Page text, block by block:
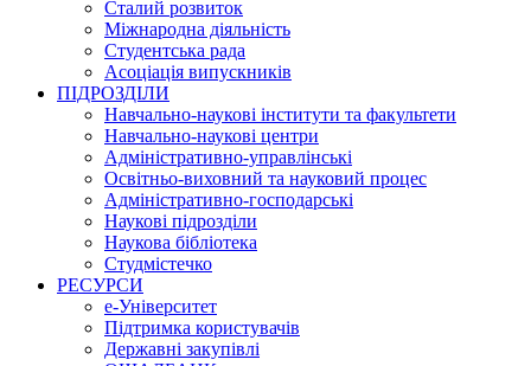
Сталий розвиток
Міжнародна діяльність
Студентська рада
Асоціація випускників
ПІДРОЗДІЛИ
Навчально-наукові інститути та факультети
Навчально-наукові центри
Адміністративно-управлінські
Освітньо-виховний та науковий процес
Адміністративно-господарські
Наукові підрозділи
Наукова бібліотека
Студмістечко
РЕСУРСИ
е-Університет
Підтримка користувачів
Державні закупівлі